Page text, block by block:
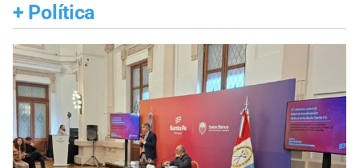
+ Política